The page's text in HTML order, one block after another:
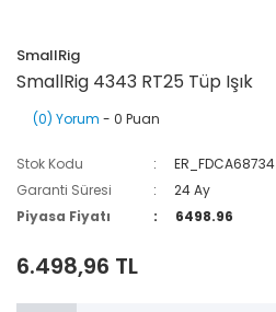
SmallRig
SmallRig 4343 RT25 Tüp Işık
(0) Yorum - 0 Puan
Stok Kodu
ER_FDCA68734
Garanti Süresi
24 Ay
Piyasa Fiyatı
6498.96
6.498,96 TL